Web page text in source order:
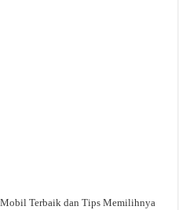
Terbaik dan Tips Memilihnya